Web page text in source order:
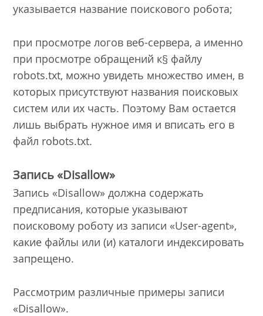
указывается название поискового робота;
при просмотре логов веб-сервера, а именно
при просмотре обращений к§ файлу
robots.txt, можно увидеть множество имен, в
которых присутствуют названия поисковых
систем или их часть. Поэтому Вам остается
лишь выбрать нужное имя и вписать его в
файл robots.txt.
Запись «Disallow»
Запись «Disallow» должна содержать
предписания, которые указывают
поисковому роботу из записи «User-agent»,
какие файлы или (и) каталоги индексировать
запрещено.
Рассмотрим различные примеры записи
«Disallow».